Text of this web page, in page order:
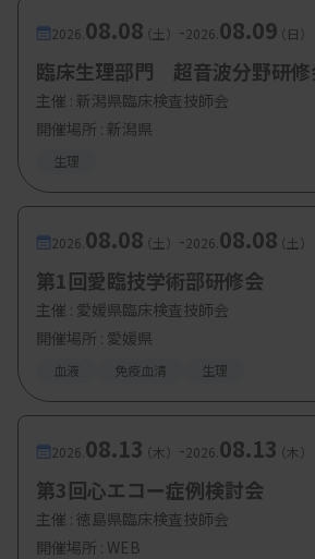
2026. 08.08（土） -2026. 08.09（日）
臨床生理部門 超音波分野研修
主催 : 新潟県臨床検査技師会
開催場所 : 新潟県
生理
2026. 08.08（土） -2026. 08.08（土）
第1回愛臨技学術部研修会
主催 : 愛媛県臨床検査技師会
開催場所 : 愛媛県
血液 免疫血清 生理
2026. 08.13（木） -2026. 08.13（木）
第3回心エコー症例検討会
主催 : 徳島県臨床検査技師会
開催場所 : WEB